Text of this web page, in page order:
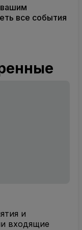
все события
и
входящие